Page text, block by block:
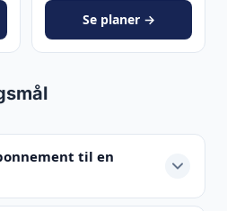
Se planer →
til en